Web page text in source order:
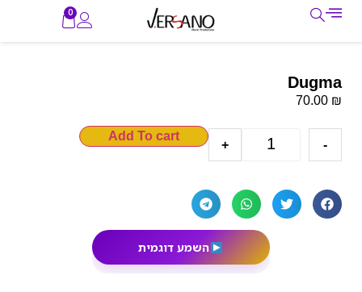
0
Dugma
70.00 ₪
-
+
Add To cart
השמע דוגמית